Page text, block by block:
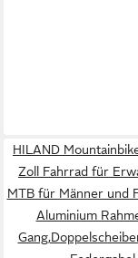
HILAND
Zoll Fahrrad für
MTB für Männer und
Aluminium